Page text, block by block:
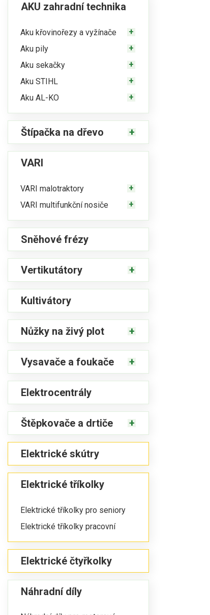
AKU zahradní technika
Aku křovinořezy a vyžínače
Aku pily
Aku sekačky
Aku STIHL
Aku AL-KO
Štípačka na dřevo
VARI
VARI malotraktory
VARI multifunkční nosiče
Sněhové frézy
Vertikutátory
Kultivátory
Nůžky na živý plot
Vysavače a foukače
Elektrocentrály
Štěpkovače a drtiče
Elektrické skútry
Elektrické tříkolky
Elektrické tříkolky pro seniory
Elektrické tříkolky pracovní
Elektrické čtyřkolky
Náhradní díly